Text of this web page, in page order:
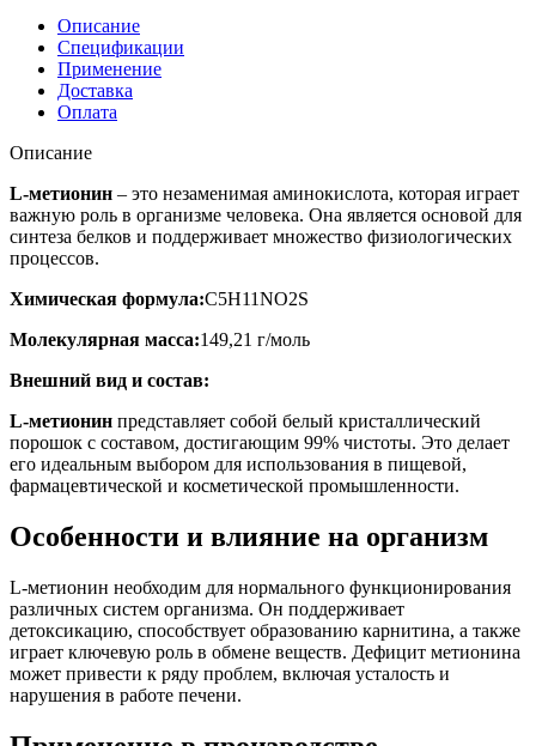
Описание
Спецификации
Применение
Доставка
Оплата
Описание
L-метионин – это незаменимая аминокислота, которая играет
важную роль в организме человека. Она является основой для
синтеза белков и поддерживает множество физиологических
процессов.
Химическая формула:C5H11NO2S
Молекулярная масса:149,21 г/моль
Внешний вид и состав:
L-метионин представляет собой белый кристаллический
порошок с составом, достигающим 99% чистоты. Это делает
его идеальным выбором для использования в пищевой,
фармацевтической и косметической промышленности.
Особенности и влияние на организм
L-метионин необходим для нормального функционирования
различных систем организма. Он поддерживает
детоксикацию, способствует образованию карнитина, а также
играет ключевую роль в обмене веществ. Дефицит метионина
может привести к ряду проблем, включая усталость и
нарушения в работе печени.